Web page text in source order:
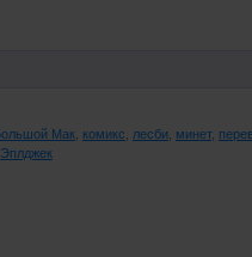
Мак комикс лесби минет,
Эплджек